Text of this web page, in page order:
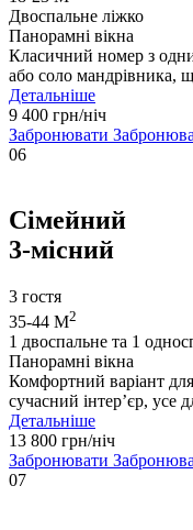
Двоспальне ліжко
Панорамні вікна
Класичний номер з
або соло мандрівника,
Детальніше
9 400 грн/ніч
Забронювати
06
Сімейний
3-місний
3 гостя
35-44 М2
1 двоспальне та 1
Панорамні вікна
Комфортний варіант
сучасний інтер’єр, усе
Детальніше
13 800 грн/ніч
Забронювати
07